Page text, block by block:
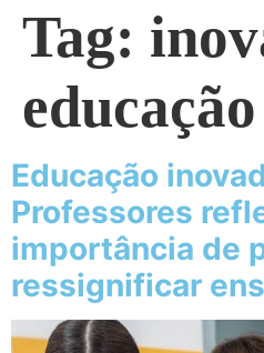
Tag:
Educação
Professores
importância de
ressignificar